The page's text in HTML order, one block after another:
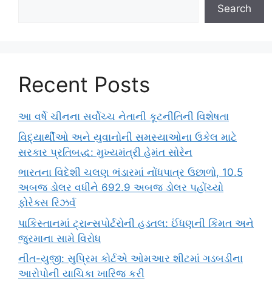
Search
Recent Posts
આ વર્ષે ચીનના સર્વોચ્ચ નેતાની કૂટનીતિની વિશેષતા
વિદ્યાર્થીઓ અને યુવાનોની સમસ્યાઓના ઉકેલ માટે
સરકાર પ્રતિબદ્ધ: મુખ્યમંત્રી હેમંત સોરેન
ભારતના વિદેશી ચલણ ભંડારમાં નોંધપાત્ર ઉછાળો, 10.5
અબજ ડોલર વધીને 692.9 અબજ ડોલર પહોંચ્યો
ફોરેક્સ રિઝર્વ
પાકિસ્તાનમાં ટ્રાન્સપોર્ટરોની હડતલ: ઈંધણની કિંમત અને
જુરમાના સામે વિરોધ
નીત-યુજી: સુપ્રિમ કોર્ટએ ઓમઆર શીટમાં ગડબડીના
આરોપોની યાચિકા ખારિજ કરી